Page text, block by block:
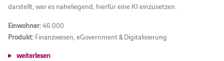
darstellt, war es naheliegend, hierfür eine KI einzusetzen.
Einwohner:46.000
Produkt:Finanzwesen, eGovernment & Digitalisierung
weiterlesen